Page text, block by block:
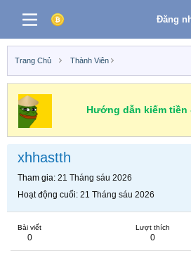
Đăng
Trang Chủ Thành Viên
Hướng dẫn kiếm
xhhastth
Tham gia 21 Tháng sáu 2026
Hoạt động cuối 21 Tháng sáu 2026
Bài viết
0
Lượt thích
0